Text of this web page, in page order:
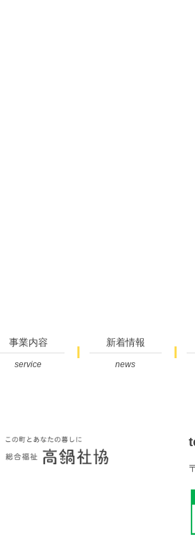
事業内容
service
新着情報
news